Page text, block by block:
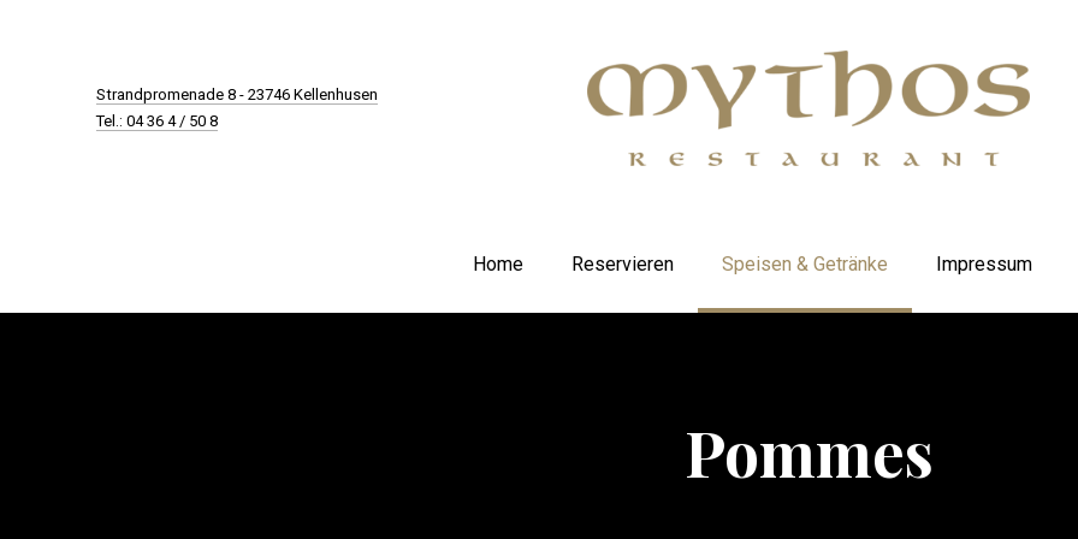
Strandpromenade 8 - 23746 Kellenhusen
Tel.: 04 36 4 / 50 8
Home Reservieren Speisen & Getränke Impressum
Pommes